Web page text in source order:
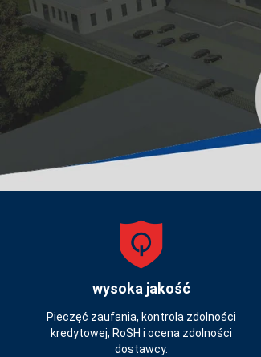
wysoka jakość
Pieczęć zaufania, kontrola zdolności
kredytowej, RoSH i ocena zdolności
dostawcy.